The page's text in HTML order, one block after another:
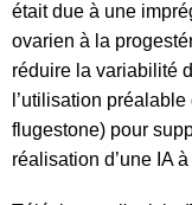
était due à une
ovarien à la
réduire la variabilité
l’utilisation
flugestone) pour
réalisation d’une IA